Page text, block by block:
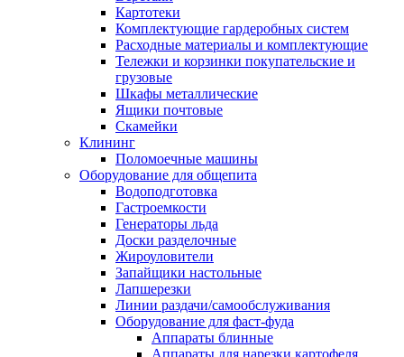
Картотеки
Комплектующие гардеробных систем
Расходные материалы и комплектующие
Тележки и корзинки покупательские и
грузовые
Шкафы металлические
Ящики почтовые
Скамейки
Клининг
Поломоечные машины
Оборудование для общепита
Водоподготовка
Гастроемкости
Генераторы льда
Доски разделочные
Жироуловители
Запайщики настольные
Лапшерезки
Линии раздачи/самообслуживания
Оборудование для фаст-фуда
Аппараты блинные
Аппараты для нарезки картофеля